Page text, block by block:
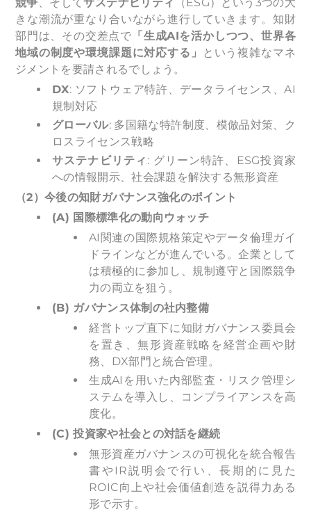
きな潮流が重なり合いながら進行していきます。知財
部門は、その交差点で 「生成AIを活かしつつ、世界各
地域の制度や環境課題に対応する」
という複雑なマネ
ジメントを要請されるでしょう。
DX: ソフトウェア特許、データライセンス、AI
規制対応
グローバル: 多国籍な特許制度、模倣品対策、ク
ロスライセンス戦略
サステナビリティ : グリーン特許、ESG投資家
への情報開示、社会課題を解決する無形資産
（2）今後の知財ガバナンス強化のポイント
(A) 国際標準化の動向ウォッチ
AI関連の国際規格策定やデータ倫理ガイ
ドラインなどが進んでいる。企業として
は積極的に参加し、規制遵守と国際競争
力の両立を狙う。
(B) ガバナンス体制の社内整備
経営トップ直下に知財ガバナンス委員会
を置き、無形資産戦略を経営企画や財
務、DX部門と統合管理。
生成AIを用いた内部監査・リスク管理シ
ステムを導入し、コンプライアンスを高
度化。
(C)投資家や社会との対話を継続
無形資産ガバナンスの可視化を統合報告
書やIR説明会で行い、長期的に見た
ROIC向上や社会価値創造を説得力ある
形で示す。